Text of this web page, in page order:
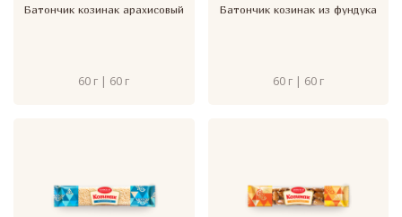
Батончик козинак арахисовый
60 г | 60 г
Батончик козинак из фундука
60 г | 60 г